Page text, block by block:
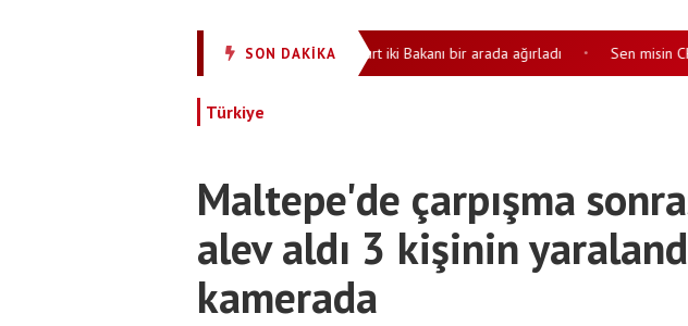
SON DAKİKA
neden oldu 13 araç birbirine girdi • Esenyurt iki Bakanı bir arada ağırladı • Sen misin
Türkiye
Maltepe'de çarpışma
alev aldı 3 kişinin
kamerada